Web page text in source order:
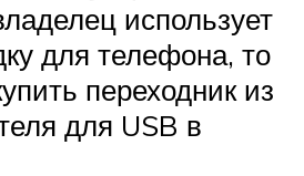
использует
для телефона, то
переходник из
для USB в